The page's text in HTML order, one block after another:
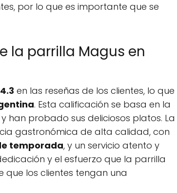
por lo que es importante que se
la parrilla Magus en
4.3 en las reseñas de los clientes, lo que
. Esta calificación se basa en la
han probado sus deliciosos platos. La
gastronómica de alta calidad, con
temporada, y un servicio atento y
y el esfuerzo que la parrilla
los clientes tengan una